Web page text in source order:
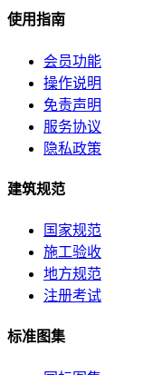
使用指南
会员功能
操作说明
免责声明
服务协议
隐私政策
建筑规范
国家规范
施工验收
地方规范
注册考试
标准图集